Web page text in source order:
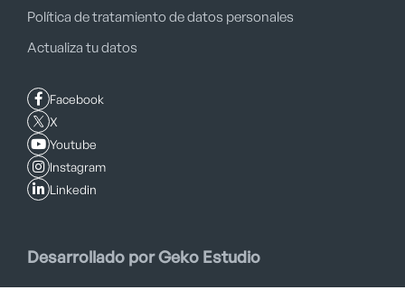
Política de tratamiento de datos personales
Actualiza tu datos
Desarrollado por Geko Estudio
Facebook
X
Youtube
Instagram
Linkedin